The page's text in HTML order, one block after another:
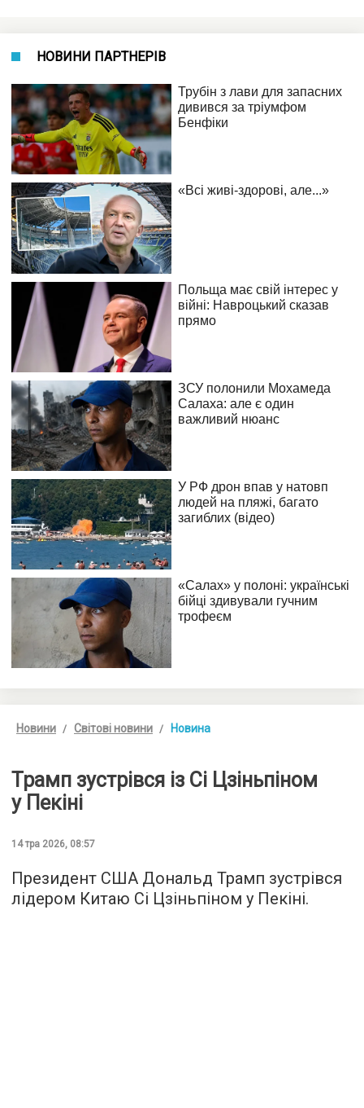
НОВИНИ ПАРТНЕРІВ
Новини Світові новини Новина
Трамп зустрівся із Сі Цзіньпіном
у Пекіні
14 тра 2026, 08:57
Президент США Дональд Трамп зустрівся
лідером Китаю Сі Цзіньпіном у Пекіні.